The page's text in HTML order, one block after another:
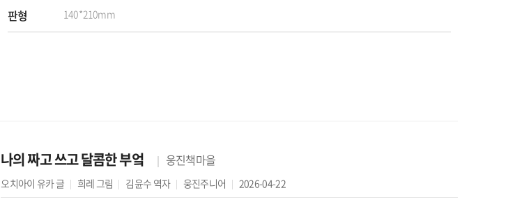
판형 140*210mm
나의 짜고 쓰고 달콤한 부엌 웅진책마을
오치아이 유카글 희레그림 김윤수 역자 웅진주니어 2026-04-22